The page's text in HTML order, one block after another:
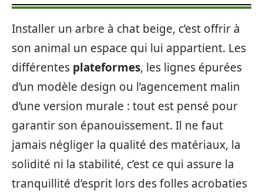
Installer un arbre à chat beige, c’est offrir à
son animal un espace qui lui appartient. Les
différentes plateformes, les lignes épurées
d’un modèle design ou l’agencement malin
d’une version murale : tout est pensé pour
garantir son épanouissement. Il ne faut
jamais négliger la qualité des matériaux, la
solidité ni la stabilité, c’est ce qui assure la
tranquillité d’esprit lors des folles acrobaties